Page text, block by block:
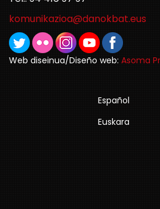
komunikazioa@danokbat.eus
Web diseinua/Diseño web: Asoma
Español
Euskara